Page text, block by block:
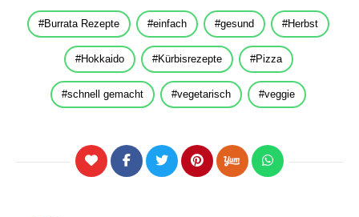
Burrata Rezepte einfach gesund Herbst
Hokkaido Kürbisrezepte Pizza
schnell gemacht vegetarisch veggie